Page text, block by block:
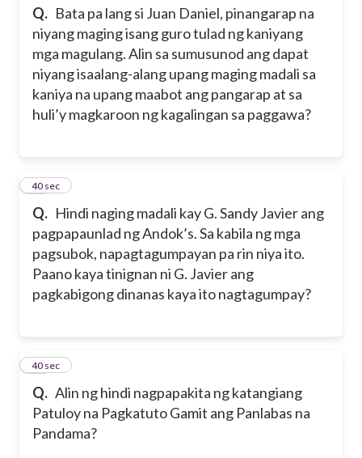
Q. Bata pa lang si Juan Daniel, pinangarap na
niyang maging isang guro tulad ng kaniyang
mga magulang. Alin sa sumusunod ang dapat
niyang isaalang-alang upang maging madali sa
kaniya na upang maabot ang pangarap at sa
huli’y magkaroon ng kagalingan sa paggawa?
Q. Hindi naging madali kay G. Sandy Javier ang
pagpapaunlad ng Andok’s. Sa kabila ng mga
pagsubok, napagtagumpayan pa rin niya ito.
Paano kaya tinignan ni G. Javier ang
pagkabigong dinanas kaya ito nagtagumpay?
19
40 sec
Q. Alin ng hindi nagpapakita ng katangiang
Patuloy na Pagkatuto Gamit ang Panlabas na
Pandama?
20
40 sec